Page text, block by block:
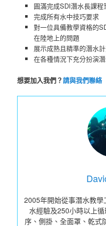
圓滿完成SDI潛水長課程
完成所有水中技巧要求
對一位具備教學資格的
在陸地上的問題
展示成熟且精準的潛水
在各種情況下充分扮演
想要加入我們？請與我們聯絡
2005年開始從事潛水教
水經驗及250小時以上
序、側掛、全面罩、乾式